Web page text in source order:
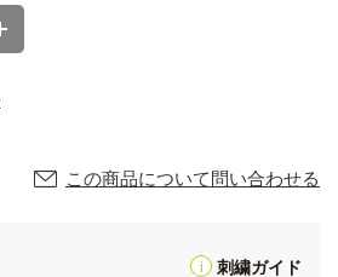
この商品について問い合わせる
刺繍ガイド